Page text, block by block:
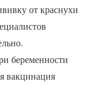
от краснухи
беременности
вакцинация